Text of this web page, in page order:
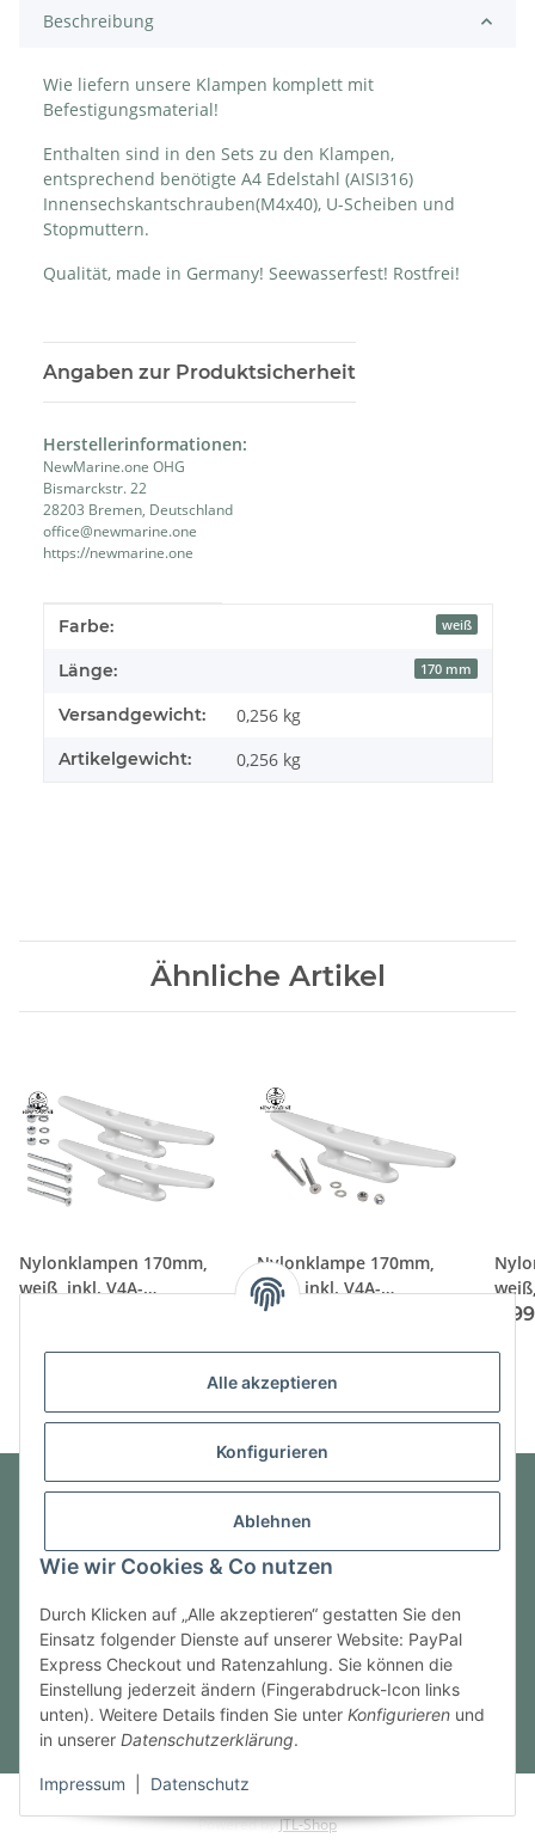
Alle akzeptieren
Konfigurieren
Ablehnen
Wie wir Cookies & Co nutzen
Durch Klicken auf „Alle akzeptieren“ gestatten Sie den
Einsatz folgender Dienste auf unserer Website: PayPal
Express Checkout und Ratenzahlung. Sie können die
Einstellung jederzeit ändern (Fingerabdruck-Icon links
unten). Weitere Details finden Sie unter Konfigurieren und
in unserer Datenschutzerklärung.
Impressum Datenschutz
Beschreibung
Wie liefern unsere Klampen komplett mit
Befestigungsmaterial!
Enthalten sind in den Sets zu den Klampen,
entsprechend benötigte A4 Edelstahl (AISI316)
Innensechskantschrauben(M4x40), U-Scheiben und
Stopmuttern.
Qualität, made in Germany! Seewasserfest! Rostfrei!
Angaben zur Produktsicherheit
Herstellerinformationen:
NewMarine.one OHG
Bismarckstr. 22
28203 Bremen, Deutschland
office@newmarine.one
https://newmarine.one
Produkteigenschaft
Wert
Farbe: weiß
Länge: 170 mm
Versandgewicht: 0,256 kg
Artikelgewicht: 0,256 kg
Ähnliche Artikel
Nylonklampen 170mm,
weiß, inkl. V4A-
Nylonklampe 170mm,
weiß, inkl. V4A-
Schrauben
8,39 €
Gesetzliche Informationen
Vertrag widerrufen
* Alle Preise inkl. gesetzlicher USt., zzgl.Versand
Powered byJTL-Shop